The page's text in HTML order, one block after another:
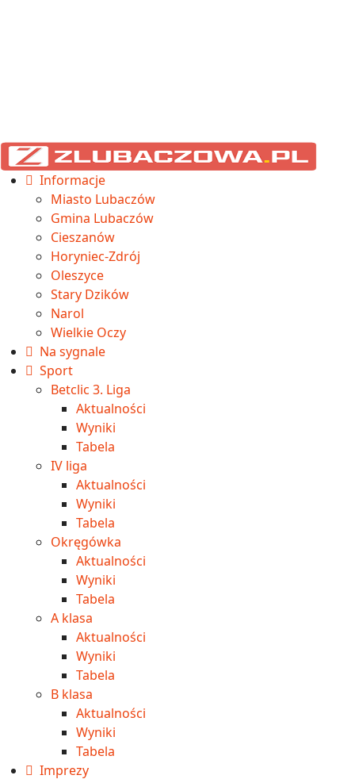
Informacje
Miasto Lubaczów
Gmina Lubaczów
Cieszanów
Horyniec-Zdrój
Oleszyce
Stary Dzików
Narol
Wielkie Oczy
Na sygnale
Sport
Betclic 3. Liga
Aktualności
Wyniki
Tabela
IV liga
Aktualności
Wyniki
Tabela
Okręgówka
Aktualności
Wyniki
Tabela
A klasa
Aktualności
Wyniki
Tabela
B klasa
Aktualności
Wyniki
Tabela
Imprezy